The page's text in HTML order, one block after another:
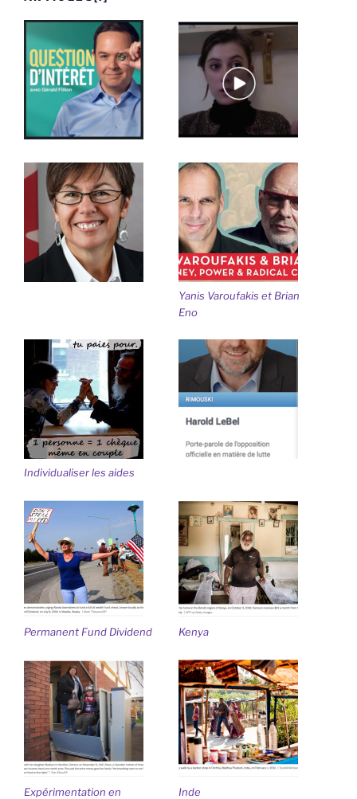
Yanis Varoufakis et Brian
Eno
Individualiser les aides
Permanent Fund Dividend Kenya
Expérimentation en
Inde